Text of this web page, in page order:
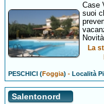
Case
suoi
La
PESCHICI (Foggia) -Località
Salentonord